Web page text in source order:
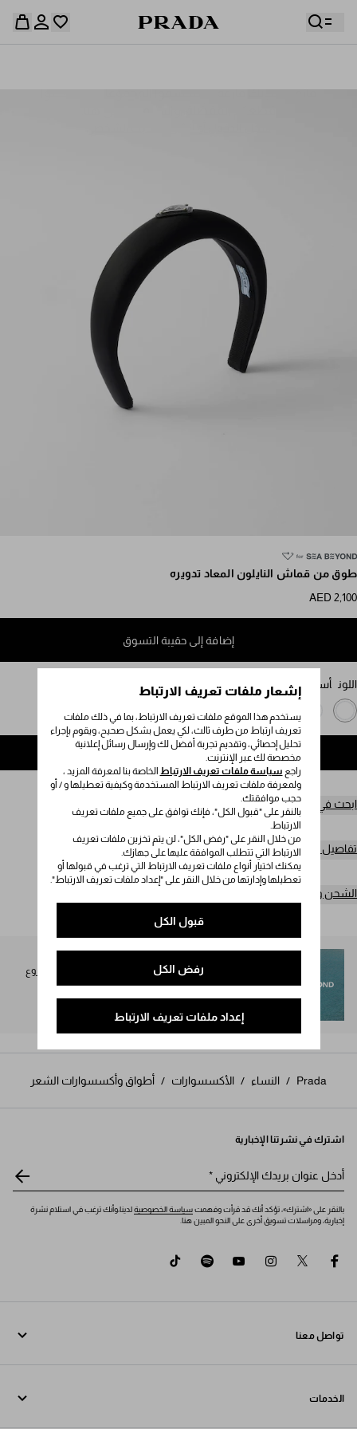
إشعار ملفات تعريف الارتباط
يستخدم هذا الموقع ملفات تعريف الارتباط، بما في ذلك ملفات
تعريف ارتباط من طرف ثالث، لكي يعمل بشكل صحيح، ويقوم بإجراء
تحليل إحصائي، وتقديم تجربة أفضل لك وإرسال رسائل إعلانية
مخصصة لك عبر الإنترنت.
راجع سياسة ملفات تعريف الارتباط الخاصة بنا لمعرفة المزيد ،
ولمعرفة ملفات تعريف الارتباط المستخدمة وكيفية تعطيلها و / أو
حجب موافقتك.
بالنقر على "قبول الكل"، فإنك توافق على جميع ملفات تعريف
الارتباط.
من خلال النقر على "رفض الكل"، لن يتم تخزين ملفات تعريف
الارتباط التي تتطلب الموافقة عليها على جهازك.
يمكنك اختيار أنواع ملفات تعريف الارتباط التي ترغب في قبولها أو
تعطيلها وإدارتها من خلال النقر على "إعداد ملفات تعريف الارتباط".
قبول الكل
رفض الكل
إعداد ملفات تعريف الارتباط
قائمة أمنياتك فارغة. استكشفوا المجموعات، واحفظوا
طوق من قماش النايلون المعاد تدويره
AED 2,100
إضافة إلى حقيبة التسوق
اللون أسود
إضافة إلى حقيبة التسوق
ابحث في المتجر
تفاصيل المنتج
الشحن وعمليات الإرجاع مجاناً
تُخصص نسبة 1% من عائدات مجموعة Prada Re-Nylon لمشروع
SEA BEYOND لصالح برنامجه التعليمي.
اكتشفوا المزيد
Prada
/ النساء / الأكسسوارات / أطواق وأكسسوارات الشعر
اشترك في نشرتنا الإخبارية
أدخل عنوان بريدك الإلكتروني *
بالنقر على «اشترك»، تؤكد أنك قد قرأت وفهمتسياسة الخصوصيةلدينا،وأنك ترغب في استلام نشرة
إخبارية، ومراسلات تسويق أخرى على النحو المبين هنا.
facebook
twitter
instagram
youtube
spotify
تواصل معنا
الخدمات